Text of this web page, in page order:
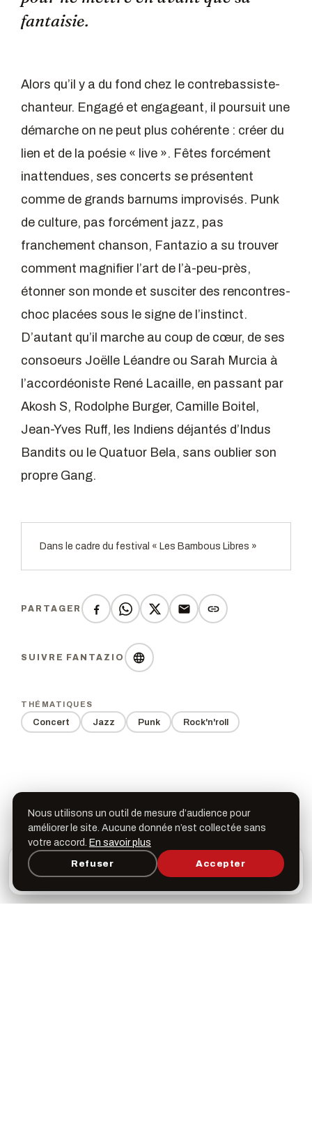
fantaisie.
Alors qu’il y a du fond chez le contrebassiste-
chanteur. Engagé et engageant, il poursuit une
démarche on ne peut plus cohérente : créer du
lien et de la poésie « live ». Fêtes forcément
inattendues, ses concerts se présentent
comme de grands barnums improvisés. Punk
de culture, pas forcément jazz, pas
franchement chanson, Fantazio a su trouver
comment magnifier l’art de l’à-peu-près,
étonner son monde et susciter des rencontres-
choc placées sous le signe de l’instinct.
D’autant qu’il marche au coup de cœur, de ses
consoeurs Joëlle Léandre ou Sarah Murcia à
l’accordéoniste René Lacaille, en passant par
Akosh S, Rodolphe Burger, Camille Boitel,
Jean-Yves Ruff, les Indiens déjantés d’Indus
Bandits ou le Quatuor Bela, sans oublier son
propre Gang.
Dans le cadre du festival « Les Bambous Libres »
PARTAGER
SUIVRE FANTAZIO
THÉMATIQUES
Concert Jazz Punk Rock'n'roll
Dates & horaires
Jeudi 5 décembre 2019
20h00 L’appli Léspas
Programme, favoris & rappels sur votre écran
×
Nous utilisons un outil de mesure d’audience pour
améliorer le site. Aucune donnée n’est collectée sans
votre accord. En savoir plus
Refuser Accepter